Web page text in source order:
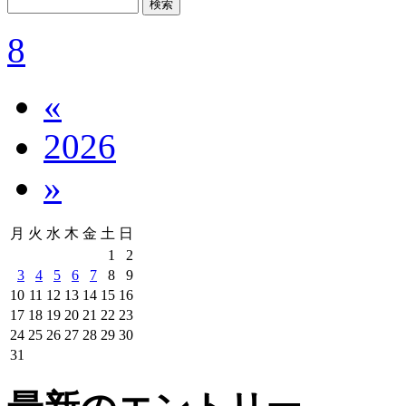
8
«
2026
»
月 火 水 木 金 土 日
1
2
3
4 5 6 7 8
9
10 11 12 13 14 15 16
17 18 19 20 21 22 23
24 25 26 27 28 29 30
31